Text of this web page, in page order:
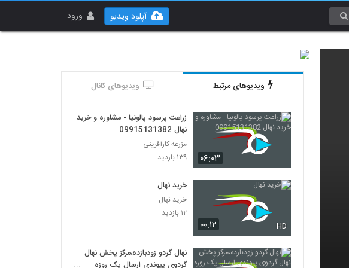
ورود آپلود ویدیو
ویدیوهای مرتبط ویدیوهای کانال
۰۶:۰۳
زراعت پرسود پالونیا - مشاوره و خرید
نهال 09915131382
مزرعه کارآفرینی
۱۳۹ بازدید
۰۰:۱۲ HD
خرید نهال
خرید نهال
۱۲ بازدید
نهال گردو زودبازده،مرکز پخش نهال
گردوی پیوندی ارسال یک روزه